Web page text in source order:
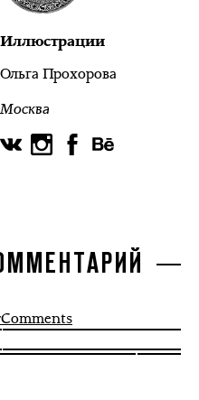
Иллюстрации
Ольга Прохорова
Москва